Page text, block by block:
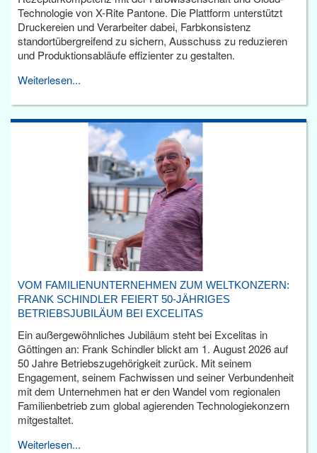
Technologie von X-Rite Pantone. Die Plattform unterstützt
Druckereien und Verarbeiter dabei, Farbkonsistenz
standortübergreifend zu sichern, Ausschuss zu reduzieren
und Produktionsabläufe effizienter zu gestalten.
Weiterlesen...
VOM FAMILIENUNTERNEHMEN ZUM WELTKONZERN:
FRANK SCHINDLER FEIERT 50-JÄHRIGES
BETRIEBSJUBILÄUM BEI EXCELITAS
Ein außergewöhnliches Jubiläum steht bei Excelitas in
Göttingen an: Frank Schindler blickt am 1. August 2026 auf
50 Jahre Betriebszugehörigkeit zurück. Mit seinem
Engagement, seinem Fachwissen und seiner Verbundenheit
mit dem Unternehmen hat er den Wandel vom regionalen
Familienbetrieb zum global agierenden Technologiekonzern
mitgestaltet.
Weiterlesen...